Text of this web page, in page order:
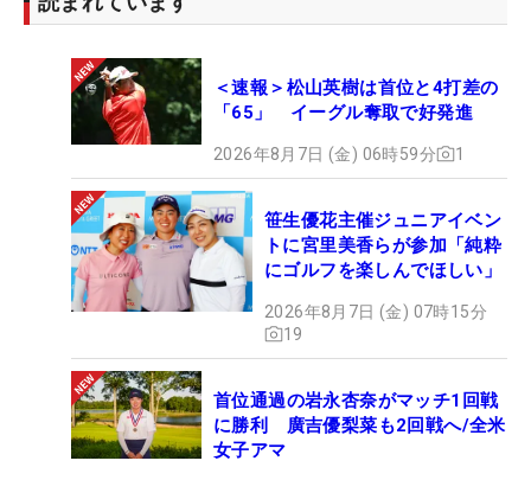
＜速報＞松山英樹は首位と4打差の
「65」 イーグル奪取で好発進
2026年8月7日 (金) 06時59分 1
笹生優花主催ジュニアイベン
トに宮里美香らが参加「純粋
にゴルフを楽しんでほしい」
2026年8月7日 (金) 07時15分
19
首位通過の岩永杏奈がマッチ1回戦
に勝利 廣吉優梨菜も2回戦へ/全米
女子アマ